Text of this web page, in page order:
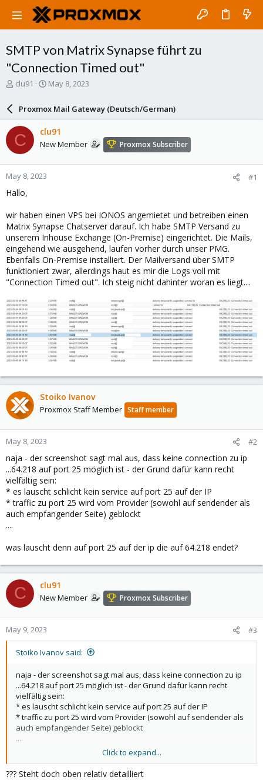
SMTP von Matrix Synapse führt zu
"Connection Timed out"
T
a
d
s
t
a
r
t
e
clu91
S
r
d
a
e
May 8, 2023
Proxmox Mail Gateway (Deutsch/German)
C clu91
New Member Proxmox Subscriber
May 8, 2023 #1
Hallo,
wir haben einen VPS bei IONOS angemietet und betreiben einen
Matrix Synapse Chatserver darauf. Ich habe SMTP Versand zu
unserem Inhouse Exchange (On-Premise) eingerichtet. Die Mails,
eingehend wie ausgehend, laufen vorher durch unser PMG.
Ebenfalls On-Premise installiert. Der Mailversand über SMTP
funktioniert zwar, allerdings haut es mir die Logs voll mit
"Connection Timed out". Ich steig nicht dahinter woran es liegt....
Stoiko Ivanov
Proxmox Staff Member Staff member
May 8, 2023 #2
naja - der screenshot sagt mal aus, dass keine connection zu ip
...64.218 auf port 25 möglich ist - der Grund dafür kann recht
vielfältig sein:
* es lauscht schlicht kein service auf port 25 auf der IP
* traffic zu port 25 wird vom Provider (sowohl auf sendender als
auch empfangender Seite) geblockt
....
was lauscht denn auf port 25 auf der ip die auf 64.218 endet?
C clu91
New Member Proxmox Subscriber
May 9, 2023 #3
Stoiko Ivanov said:
naja - der screenshot sagt mal aus, dass keine connection zu ip
...64.218 auf port 25 möglich ist - der Grund dafür kann recht
vielfältig sein:
* es lauscht schlicht kein service auf port 25 auf der IP
* traffic zu port 25 wird vom Provider (sowohl auf sendender als
auch empfangender Seite) geblockt
....
was lauscht denn auf port 25 auf der ip die auf 64.218 endet?
Click to expand...
??? Steht doch oben relativ detailliert